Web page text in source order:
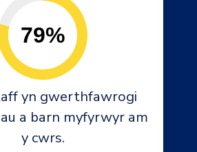
79%
yn gwerthfawrogi
a barn myfyrwyr am
y cwrs.